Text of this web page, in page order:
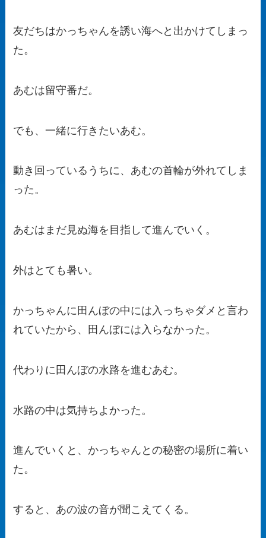
友だちはかっちゃんを誘い海へと出かけてしまっ
た。
あむは留守番だ。
でも、一緒に行きたいあむ。
動き回っているうちに、あむの首輪が外れてしま
った。
あむはまだ見ぬ海を目指して進んでいく。
外はとても暑い。
かっちゃんに田んぼの中には入っちゃダメと言わ
れていたから、田んぼには入らなかった。
代わりに田んぼの水路を進むあむ。
水路の中は気持ちよかった。
進んでいくと、かっちゃんとの秘密の場所に着い
た。
すると、あの波の音が聞こえてくる。